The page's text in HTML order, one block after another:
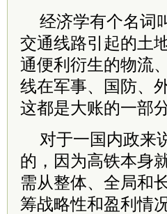
经济学有个名词
交通线路引起的土
通便利衍生的物流
线在军事、国防、
这都是大账的一部分
对于一国内政来
的，因为高铁本身
需从整体、全局和
筹战略性和盈利情况